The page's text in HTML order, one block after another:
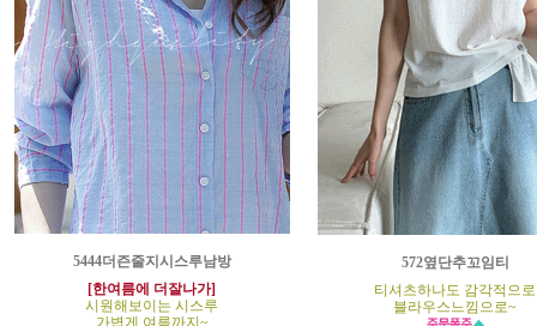
5444더즌줄지시스루남방
[한여름에 더잘나가]
시원해보이는 시스루
가볍게 여름까지~
572옆단추꼬임티
티셔츠하나도 감각적으로
블라우스느낌으로~